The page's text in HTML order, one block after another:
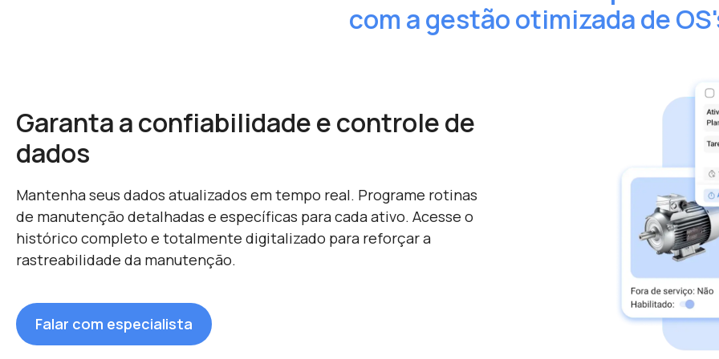
com a gestão otimizada de
Garanta a confiabilidade e controle de
dados
Mantenha seus dados atualizados em tempo real. Programe rotinas
de manutenção detalhadas e específicas para cada ativo. Acesse o
histórico completo e totalmente digitalizado para reforçar a
rastreabilidade da manutenção.
Falar com especialista